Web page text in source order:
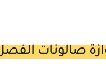
صالونات